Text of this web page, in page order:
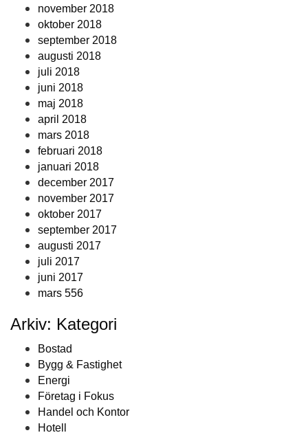
november 2018
oktober 2018
september 2018
augusti 2018
juli 2018
juni 2018
maj 2018
april 2018
mars 2018
februari 2018
januari 2018
december 2017
november 2017
oktober 2017
september 2017
augusti 2017
juli 2017
juni 2017
mars 556
Arkiv: Kategori
Bostad
Bygg & Fastighet
Energi
Företag i Fokus
Handel och Kontor
Hotell